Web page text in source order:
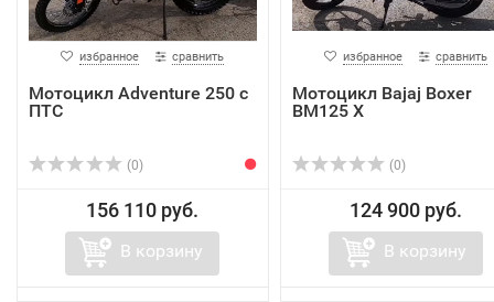
избранное сравнить
Мотоцикл Adventure 250 c
ПТС
(0)
156 110 руб.
В корзину
избранное сравнить
Мотоцикл Bajaj Boxer
BM125 X
(0)
124 900 руб.
В корзину